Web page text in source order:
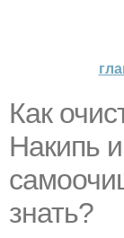
Как
Накипь
знать?